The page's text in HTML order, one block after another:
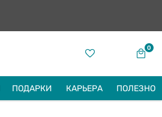
0
ПОДАРКИ КАРЬЕРА ПОЛЕЗНО